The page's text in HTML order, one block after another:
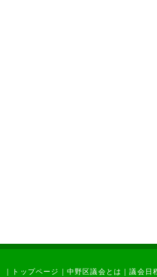
トップページ 中野区議会とは ｜議会日